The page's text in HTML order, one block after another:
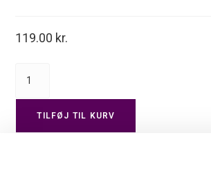
119.00 kr.
TILFØJ TIL KURV